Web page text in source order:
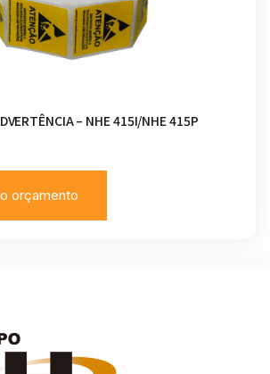
– NHE 415I/NHE 415P
orçamento